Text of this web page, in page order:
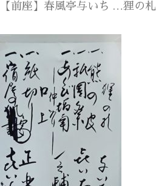
【前座】春風亭与いち …狸の札